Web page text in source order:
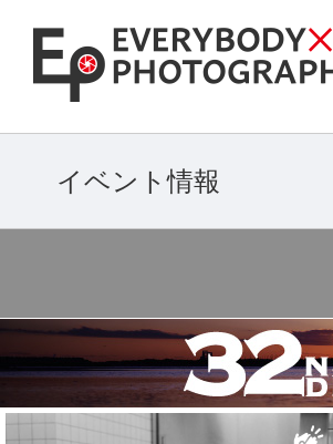
イベント情報